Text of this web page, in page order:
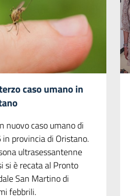
caso umano in
nuovo caso umano di
provincia di Oristano.
ultrasessantenne
si è recata al Pronto
San Martino di
febbrili.